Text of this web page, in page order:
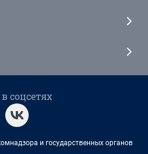
соцсетях
и государственных органов